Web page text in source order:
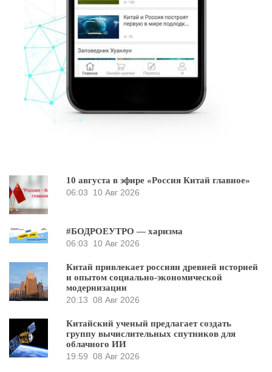
10 августа в эфире «Россия Китай главное»
06:03
10 Авг 2026
#БОДРОЕУТРО — харизма
06:03
10 Авг 2026
Китай привлекает россиян древней историей
и опытом социально-экономической
модернизации
20:13 08 Авг 2026
Китайский ученый предлагает создать
группу вычислительных спутников для
облачного ИИ
19:59 08 Авг 2026